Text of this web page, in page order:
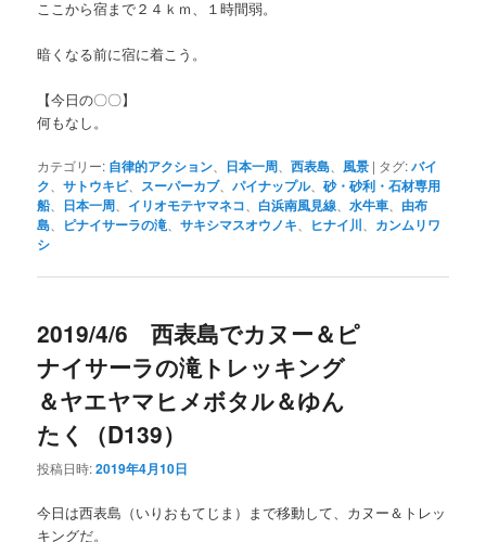
ここから宿まで２４ｋｍ、１時間弱。
暗くなる前に宿に着こう。
【今日の〇〇】
何もなし。
カテゴリー: 自律的アクション 日本一周 、西表島 風景 | タグ:バイ
ク 、サトウキビ、 スーパーカブ、パイナップル、砂・砂利・石材専用
船、 日本一周 イリオモテヤマネコ 白浜南風見線 、水牛車
由布
島
ピナイサーラの滝 、サキシマスオウノキ ヒナイ川
カンムリワ
シ
2019/4/6 西表島でカヌー＆ピ
ナイサーラの滝トレッキング
＆ヤエヤマヒメボタル＆ゆん
たく（D139）
投稿日時:2019年4月10日
今日は西表島（いりおもてじま）まで移動して、カヌー＆トレッ
キングだ。